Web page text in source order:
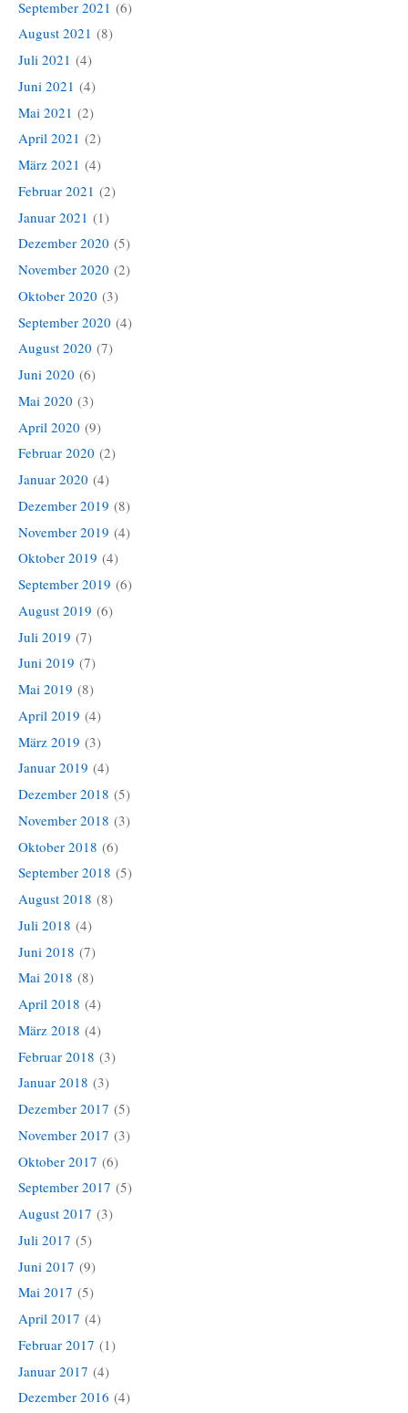
September 2021 (6)
August 2021 (8)
Juli 2021 (4)
Juni 2021 (4)
Mai 2021 (2)
April 2021 (2)
März 2021 (4)
Februar 2021 (2)
Januar 2021 (1)
Dezember 2020 (5)
November 2020 (2)
Oktober 2020 (3)
September 2020 (4)
August 2020 (7)
Juni 2020 (6)
Mai 2020 (3)
April 2020 (9)
Februar 2020 (2)
Januar 2020 (4)
Dezember 2019 (8)
November 2019 (4)
Oktober 2019 (4)
September 2019 (6)
August 2019 (6)
Juli 2019 (7)
Juni 2019 (7)
Mai 2019 (8)
April 2019 (4)
März 2019 (3)
Januar 2019 (4)
Dezember 2018 (5)
November 2018 (3)
Oktober 2018 (6)
September 2018 (5)
August 2018 (8)
Juli 2018 (4)
Juni 2018 (7)
Mai 2018 (8)
April 2018 (4)
März 2018 (4)
Februar 2018 (3)
Januar 2018 (3)
Dezember 2017 (5)
November 2017 (3)
Oktober 2017 (6)
September 2017 (5)
August 2017 (3)
Juli 2017 (5)
Juni 2017 (9)
Mai 2017 (5)
April 2017 (4)
Februar 2017 (1)
Januar 2017 (4)
Dezember 2016 (4)